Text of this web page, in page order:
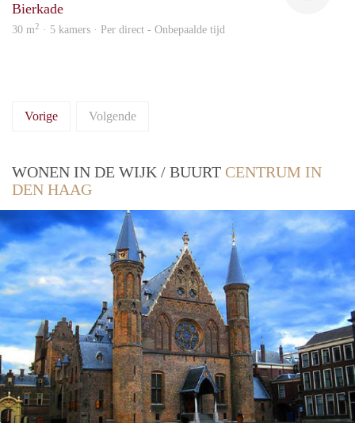
Bierkade
30 m2 · 5 kamers · Per direct - Onbepaalde tijd
Vorige Volgende
WONEN IN DE WIJK / BUURT CENTRUM IN
DEN HAAG